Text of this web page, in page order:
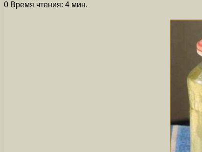
0 Время чтения: 4 мин.